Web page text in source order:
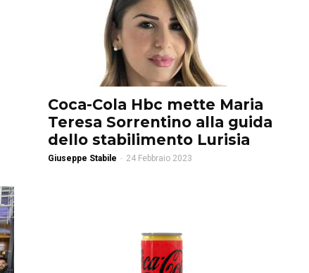
Coca-Cola Hbc mette Maria
Teresa Sorrentino alla guida
dello stabilimento Lurisia
Giuseppe Stabile - 24 Febbraio 2023